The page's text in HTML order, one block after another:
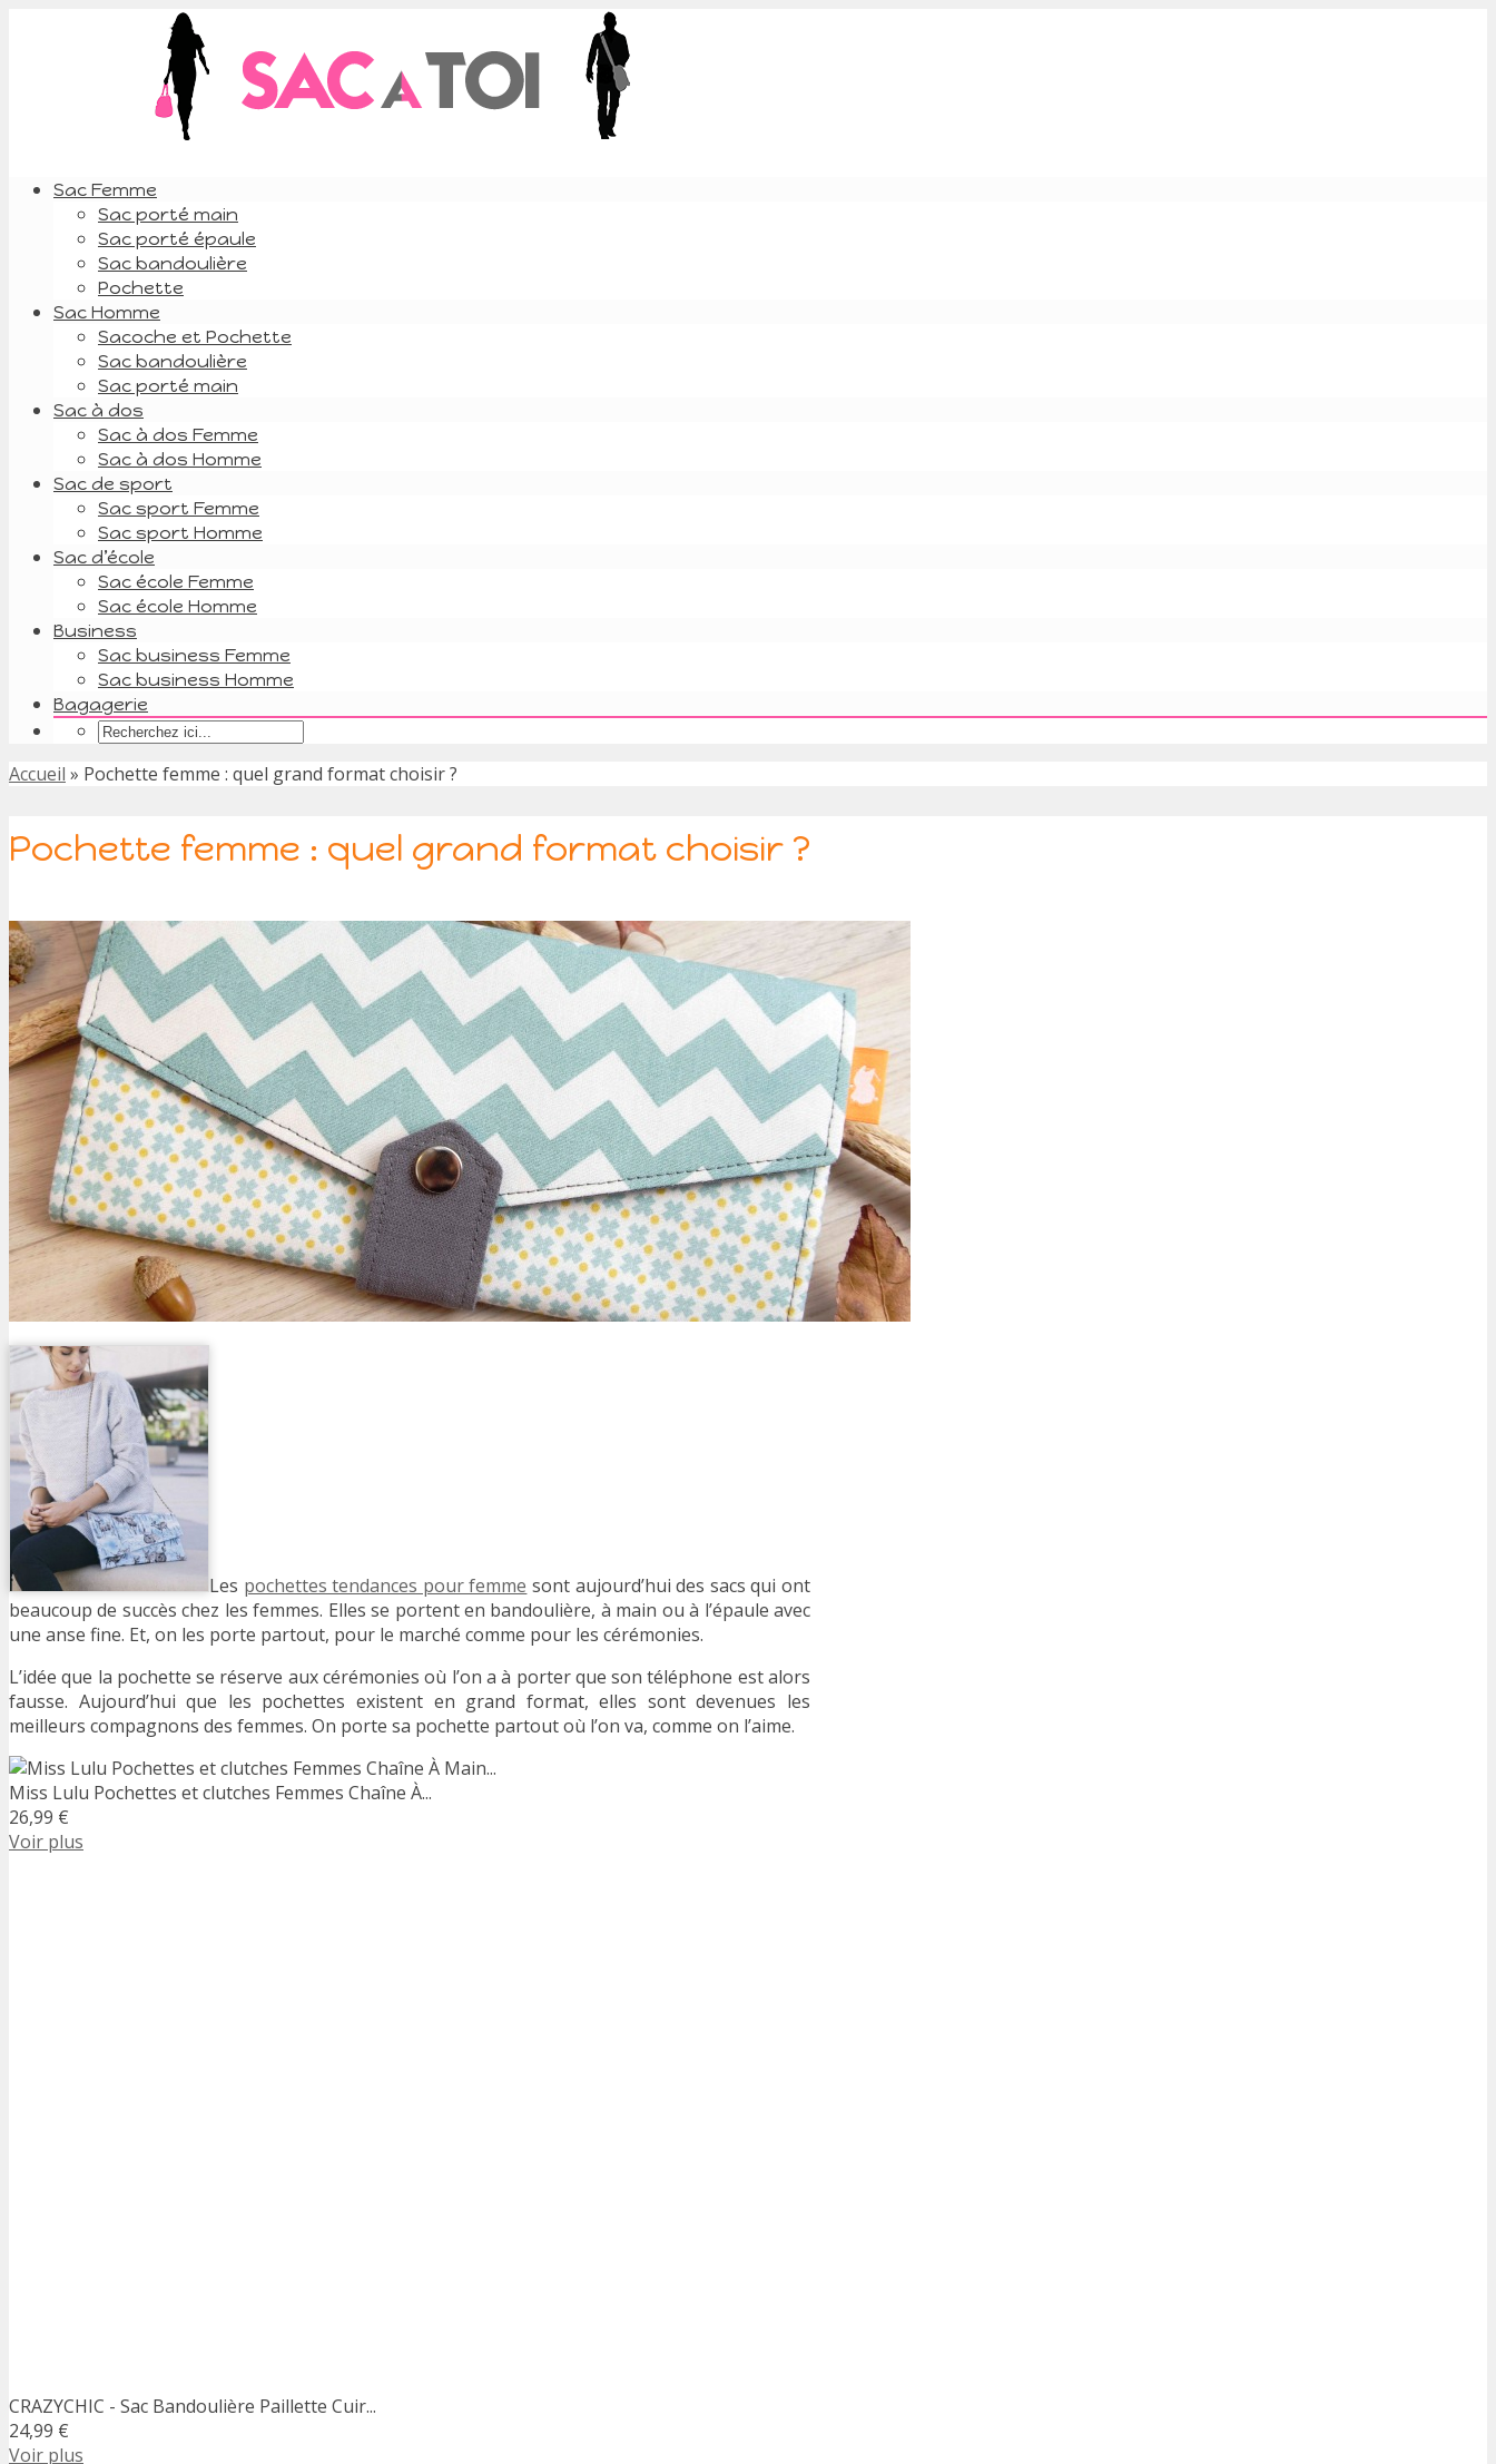
Sac Femme
Sac porté main
Sac porté épaule
Sac bandoulière
Pochette
Sac Homme
Sacoche et Pochette
Sac bandoulière
Sac porté main
Sac à dos
Sac à dos Femme
Sac à dos Homme
Sac de sport
Sac sport Femme
Sac sport Homme
Sac d’école
Sac école Femme
Sac école Homme
Business
Sac business Femme
Sac business Homme
Bagagerie
Accueil » Pochette femme : quel grand format choisir ?
Pochette femme : quel grand format choisir ?
Les pochettes tendances pour femme sont aujourd’hui des sacs qui ont
beaucoup de succès chez les femmes. Elles se portent en bandoulière, à main ou à l’épaule avec
une anse fine. Et, on les porte partout, pour le marché comme pour les cérémonies.
L’idée que la pochette se réserve aux cérémonies où l’on a à porter que son téléphone est alors
fausse. Aujourd’hui que les pochettes existent en grand format, elles sont devenues les
meilleurs compagnons des femmes. On porte sa pochette partout où l’on va, comme on l’aime.
Miss Lulu Pochettes et clutches Femmes Chaîne À...
26,99 €
Voir plus
CRAZYCHIC - Sac Bandoulière Paillette Cuir...
24,99 €
Voir plus